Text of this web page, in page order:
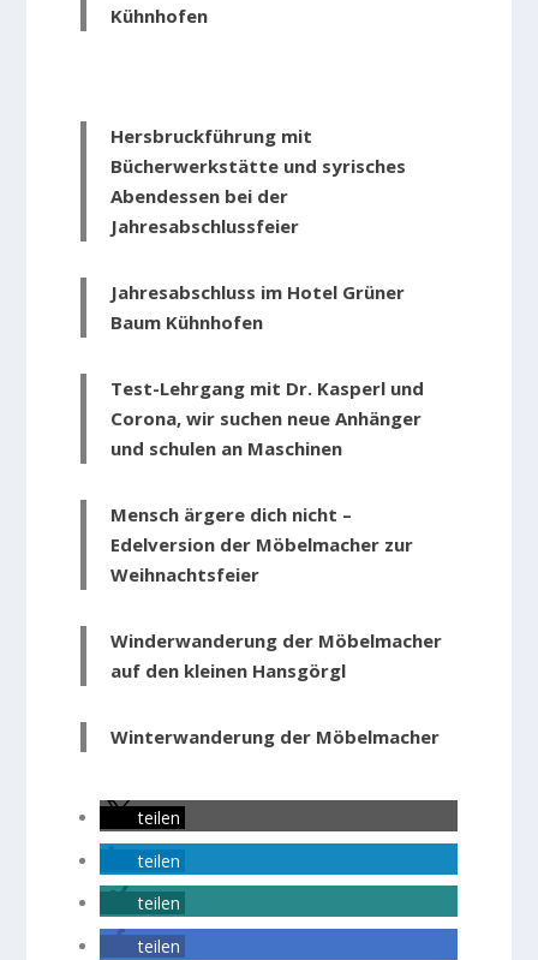
Kühnhofen
Hersbruckführung mit
Bücherwerkstätte und syrisches
Abendessen bei der
Jahresabschlussfeier
Jahresabschluss im Hotel Grüner
Baum Kühnhofen
Test-Lehrgang mit Dr. Kasperl und
Corona, wir suchen neue Anhänger
und schulen an Maschinen
Mensch ärgere dich nicht –
Edelversion der Möbelmacher zur
Weihnachtsfeier
Winderwanderung der Möbelmacher
auf den kleinen Hansgörgl
Winterwanderung der Möbelmacher
teilen
teilen
teilen
teilen